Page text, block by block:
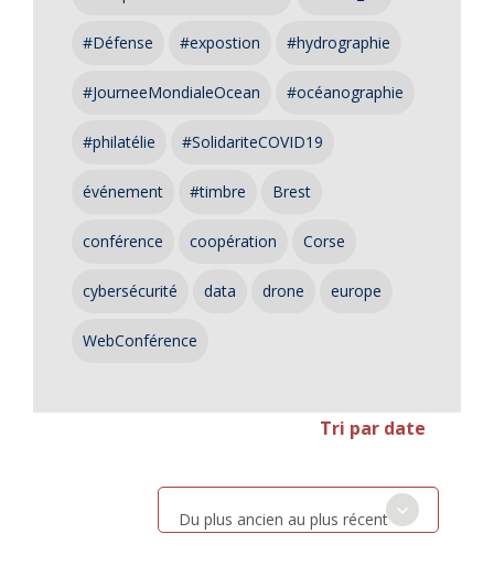
#Défense #expostion #hydrographie
#JourneeMondialeOcean #océanographie
#philatélie #SolidariteCOVID19
événement #timbre Brest
conférence coopération Corse
cybersécurité data drone europe
WebConférence
Tri par date
Du plus ancien au plus récent